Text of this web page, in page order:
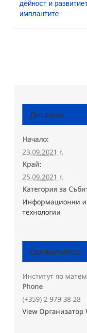
дейност и
имплантите
Детайли
Начало:
23.09.2021 г.
Край:
25.09.2021 г.
Категория за
Информационни и
технологии
Организатор
Институт по
Phone
(+359) 2 979 38 28
View Организатор